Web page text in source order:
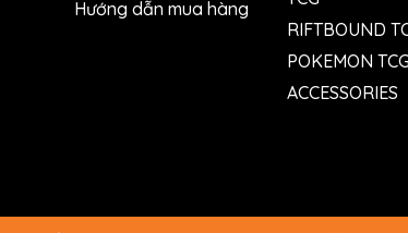
Hướng dẫn mua hàng
RIFTBOUND
POKEMON TCG
ACCESSORIES